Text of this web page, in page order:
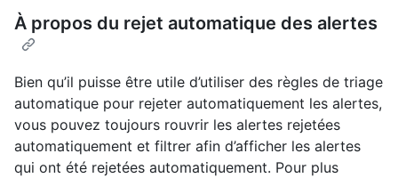
À propos du rejet automatique des alertes
Bien qu’il puisse être utile d’utiliser des règles de triage
automatique pour rejeter automatiquement les alertes,
vous pouvez toujours rouvrir les alertes rejetées
automatiquement et filtrer afin d’afficher les alertes
qui ont été rejetées automatiquement. Pour plus